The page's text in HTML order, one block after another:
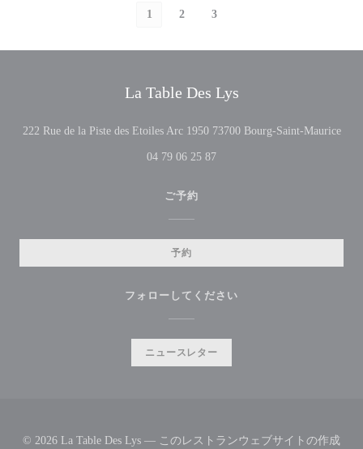
1 2 3
La Table Des Lys
222 Rue de la Piste des Etoiles Arc 1950 73700 Bourg-Saint-Maurice((新
04 79 06 25 87
ご予約
予約
フォローしてください
ニュースレター
© 2026 La Table Des Lys — このレストランウェブサイトの作成